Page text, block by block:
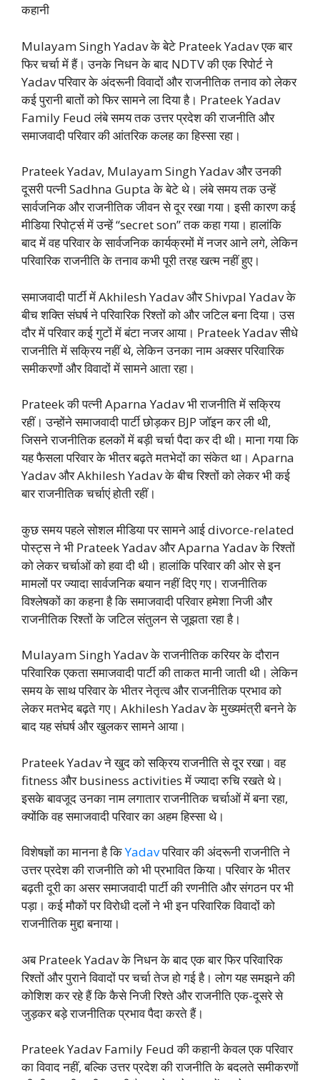
कहानी
Mulayam Singh Yadav के बेटे Prateek Yadav एक बार
फिर चर्चा में हैं। उनके निधन के बाद NDTV की एक रिपोर्ट ने
Yadav परिवार के अंदरूनी विवादों और राजनीतिक तनाव को लेकर
कई पुरानी बातों को फिर सामने ला दिया है। Prateek Yadav
Family Feud लंबे समय तक उत्तर प्रदेश की राजनीति और
समाजवादी परिवार की आंतरिक कलह का हिस्सा रहा।
Prateek Yadav, Mulayam Singh Yadav और उनकी
दूसरी पत्नी Sadhna Gupta के बेटे थे। लंबे समय तक उन्हें
सार्वजनिक और राजनीतिक जीवन से दूर रखा गया। इसी कारण कई
मीडिया रिपोर्ट्स में उन्हें “secret son” तक कहा गया। हालांकि
बाद में वह परिवार के सार्वजनिक कार्यक्रमों में नजर आने लगे, लेकिन
परिवारिक राजनीति के तनाव कभी पूरी तरह खत्म नहीं हुए।
समाजवादी पार्टी में Akhilesh Yadav और Shivpal Yadav के
बीच शक्ति संघर्ष ने परिवारिक रिश्तों को और जटिल बना दिया। उस
दौर में परिवार कई गुटों में बंटा नजर आया। Prateek Yadav सीधे
राजनीति में सक्रिय नहीं थे, लेकिन उनका नाम अक्सर परिवारिक
समीकरणों और विवादों में सामने आता रहा।
Prateek की पत्नी Aparna Yadav भी राजनीति में सक्रिय
रहीं। उन्होंने समाजवादी पार्टी छोड़कर BJP जॉइन कर ली थी,
जिसने राजनीतिक हलकों में बड़ी चर्चा पैदा कर दी थी। माना गया कि
यह फैसला परिवार के भीतर बढ़ते मतभेदों का संकेत था। Aparna
Yadav और Akhilesh Yadav के बीच रिश्तों को लेकर भी कई
बार राजनीतिक चर्चाएं होती रहीं।
कुछ समय पहले सोशल मीडिया पर सामने आई divorce-related
पोस्ट्स ने भी Prateek Yadav और Aparna Yadav के रिश्तों
को लेकर चर्चाओं को हवा दी थी। हालांकि परिवार की ओर से इन
मामलों पर ज्यादा सार्वजनिक बयान नहीं दिए गए। राजनीतिक
विश्लेषकों का कहना है कि समाजवादी परिवार हमेशा निजी और
राजनीतिक रिश्तों के जटिल संतुलन से जूझता रहा है।
Mulayam Singh Yadav के राजनीतिक करियर के दौरान
परिवारिक एकता समाजवादी पार्टी की ताकत मानी जाती थी। लेकिन
समय के साथ परिवार के भीतर नेतृत्व और राजनीतिक प्रभाव को
लेकर मतभेद बढ़ते गए। Akhilesh Yadav के मुख्यमंत्री बनने के
बाद यह संघर्ष और खुलकर सामने आया।
Prateek Yadav ने खुद को सक्रिय राजनीति से दूर रखा। वह
fitness और business activities में ज्यादा रुचि रखते थे।
इसके बावजूद उनका नाम लगातार राजनीतिक चर्चाओं में बना रहा,
क्योंकि वह समाजवादी परिवार का अहम हिस्सा थे।
विशेषज्ञों का मानना है किYadavपरिवार की अंदरूनी राजनीति ने
उत्तर प्रदेश की राजनीति को भी प्रभावित किया। परिवार के भीतर
बढ़ती दूरी का असर समाजवादी पार्टी की रणनीति और संगठन पर भी
पड़ा। कई मौकों पर विरोधी दलों ने भी इन परिवारिक विवादों को
राजनीतिक मुद्दा बनाया।
अब Prateek Yadav के निधन के बाद एक बार फिर परिवारिक
रिश्तों और पुराने विवादों पर चर्चा तेज हो गई है। लोग यह समझने की
कोशिश कर रहे हैं कि कैसे निजी रिश्ते और राजनीति एक-दूसरे से
जुड़कर बड़े राजनीतिक प्रभाव पैदा करते हैं।
Prateek Yadav Family Feud की कहानी केवल एक परिवार
का विवाद नहीं, बल्कि उत्तर प्रदेश की राजनीति के बदलते समीकरणों